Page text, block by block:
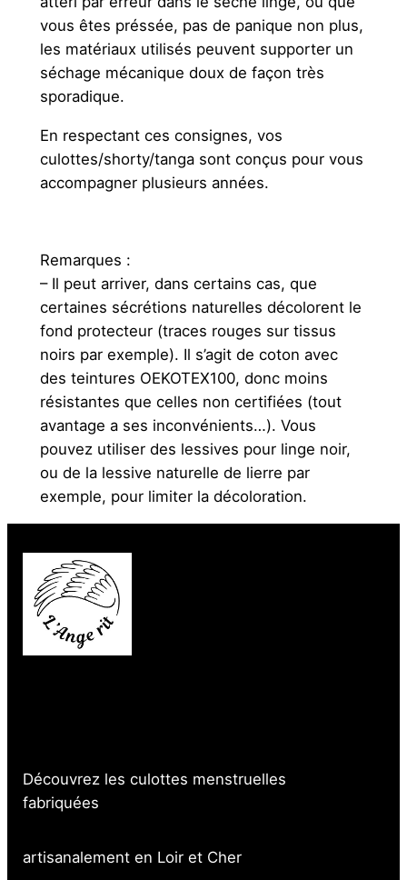
vous êtes préssée, pas de panique non plus,
les matériaux utilisés peuvent supporter un
séchage mécanique doux de façon très
sporadique.
En respectant ces consignes, vos
culottes/shorty/tanga sont conçus pour vous
accompagner plusieurs années.
Remarques :
– Il peut arriver, dans certains cas, que
certaines sécrétions naturelles décolorent le
fond protecteur (traces rouges sur tissus
noirs par exemple). Il s’agit de coton avec
des teintures OEKOTEX100, donc moins
résistantes que celles non certifiées (tout
avantage a ses inconvénients…). Vous
pouvez utiliser des lessives pour linge noir,
ou de la lessive naturelle de lierre par
exemple, pour limiter la décoloration.
Découvrez les culottes menstruelles
fabriquées
artisanalement en Loir et Cher